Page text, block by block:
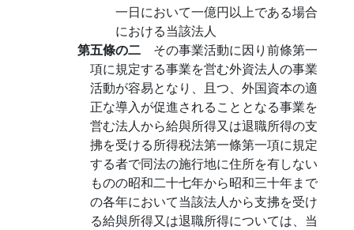
一日において一億円以上である場合
における当該法人
第五條の二 その事業活動に因り前條第一
項に規定する事業を営む外資法人の事業
活動が容易となり、且つ、外国資本の適
正な導入が促進されることとなる事業を
営む法人から給與所得又は退職所得の支
拂を受ける所得税法第一條第一項に規定
する者で同法の施行地に住所を有しない
ものの昭和二十七年から昭和三十年まで
の各年において当該法人から支拂を受け
る給與所得又は退職所得については、当